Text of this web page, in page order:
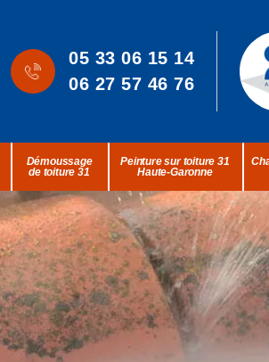
05 33 06 15 14
06 27 57 46 76
Démoussage
de toiture 31
Peinture sur toiture 31
Haute-Garonne